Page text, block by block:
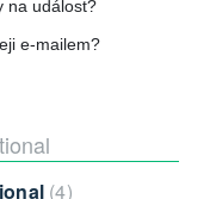
na událost?
e-mailem?
4